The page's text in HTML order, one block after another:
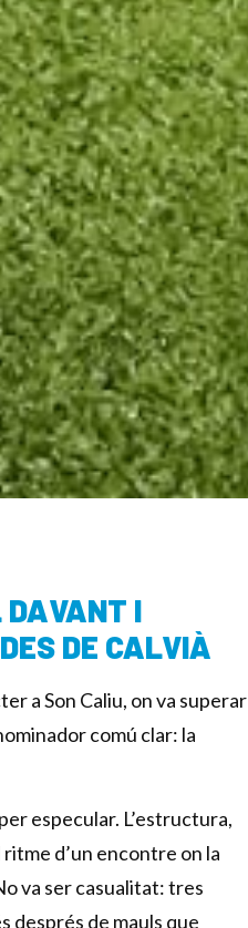
DAVANT I
DE CALVIÀ
a Son Caliu, on va superar
comú clar: la
especular. L’estructura,
d’un encontre on la
va ser casualitat: tres
després de mauls que